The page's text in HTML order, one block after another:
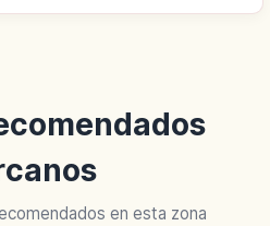
en esta zona